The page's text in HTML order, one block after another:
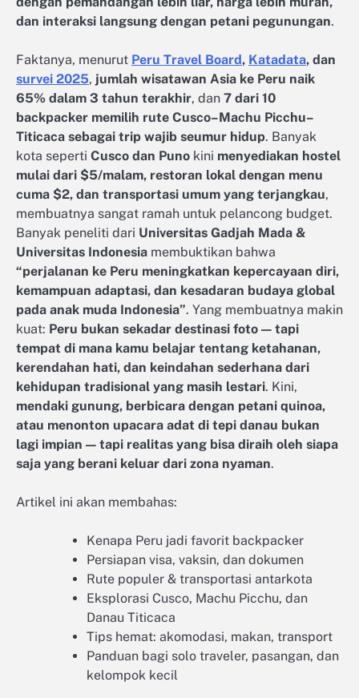
dan interaksi langsung dengan petani pegunungan.
Faktanya, menurut Peru Travel Board, Katadata, dan
survei 2025, jumlah wisatawan Asia ke Peru naik
65% dalam 3 tahun terakhir, dan 7 dari 10
backpacker memilih rute Cusco–Machu Picchu–
Titicaca sebagai trip wajib seumur hidup. Banyak
kota seperti Cusco dan Puno kini menyediakan hostel
mulai dari $5/malam, restoran lokal dengan menu
cuma $2, dan transportasi umum yang terjangkau,
membuatnya sangat ramah untuk pelancong budget.
Banyak peneliti dari Universitas Gadjah Mada &
Universitas Indonesia membuktikan bahwa
“perjalanan ke Peru meningkatkan kepercayaan diri,
kemampuan adaptasi, dan kesadaran budaya global
pada anak muda Indonesia”. Yang membuatnya makin
kuat: Peru bukan sekadar destinasi foto — tapi
tempat di mana kamu belajar tentang ketahanan,
kerendahan hati, dan keindahan sederhana dari
kehidupan tradisional yang masih lestari. Kini,
mendaki gunung, berbicara dengan petani quinoa,
atau menonton upacara adat di tepi danau bukan
lagi impian — tapi realitas yang bisa diraih oleh siapa
saja yang berani keluar dari zona nyaman.
Artikel ini akan membahas:
Kenapa Peru jadi favorit backpacker
Persiapan visa, vaksin, dan dokumen
Rute populer & transportasi antarkota
Eksplorasi Cusco, Machu Picchu, dan
Danau Titicaca
Tips hemat: akomodasi, makan, transport
Panduan bagi solo traveler, pasangan, dan
kelompok kecil